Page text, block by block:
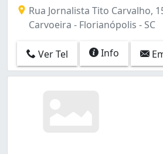
Rua Jornalista Tito Carvalho,
Carvoeira - Florianópolis - SC
Ver Tel Info